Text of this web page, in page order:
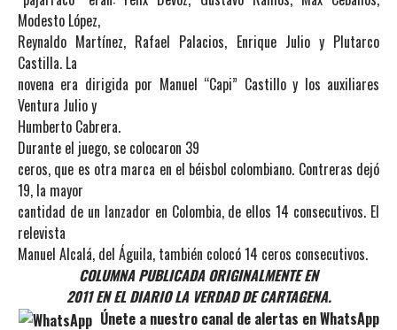
Modesto López,
Reynaldo Martínez, Rafael Palacios, Enrique Julio y Plutarco
Castilla. La
novena era dirigida por Manuel “Capi” Castillo y los auxiliares
Ventura Julio y
Humberto Cabrera.
Durante el juego, se colocaron 39
ceros, que es otra marca en el béisbol colombiano. Contreras dejó
19, la mayor
cantidad de un lanzador en Colombia, de ellos 14 consecutivos. El
relevista
Manuel Alcalá, del Águila, también colocó 14 ceros consecutivos.
COLUMNA PUBLICADA ORIGINALMENTE EN
2011 EN EL DIARIO LA VERDAD DE CARTAGENA.
Únete a nuestro canal de alertas en WhatsApp